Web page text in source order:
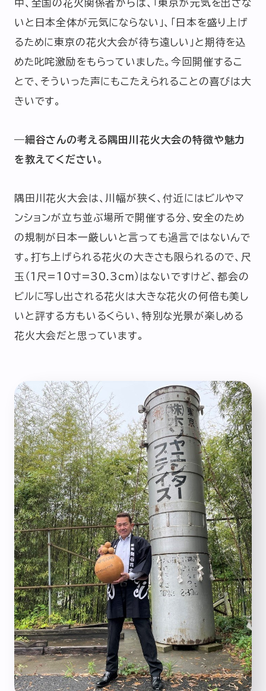
中、全国の花火関係者からは、「東京が元気を出さな
いと日本全体が元気にならない」、「日本を盛り上げ
るために東京の花火大会が待ち遠しい」と期待を込
めた叱咤激励をもらっていました。今回開催するこ
とで、そういった声にもこたえられることの喜びは大
きいです。
―細谷さんの考える隅田川花火大会の特徴や魅力
を教えてください。
隅田川花火大会は、川幅が狭く、付近にはビルやマ
ンションが立ち並ぶ場所で開催する分、安全のため
の規制が日本一厳しいと言っても過言ではないんで
す。打ち上げられる花火の大きさも限られるので、尺
玉（1尺=10寸=30.3cm）はないですけど、都会の
ビルに写し出される花火は大きな花火の何倍も美し
いと評する方もいるくらい、特別な光景が楽しめる
花火大会だと思っています。